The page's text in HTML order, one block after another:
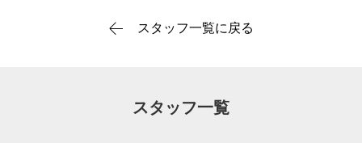
スタッフ一覧に戻る
スタッフ一覧